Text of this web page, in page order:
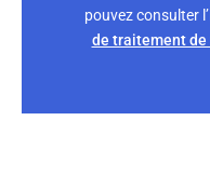
pouvez consulter
de traitement de